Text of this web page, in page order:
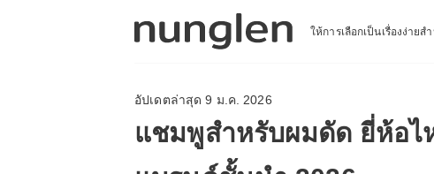
ให้การเลือกเป็นเรื่องง่าย
อัปเดตล่าสุด 9 ม.ค. 2026
แชมพูสำหรับผมดัด ยี่ห้อไ